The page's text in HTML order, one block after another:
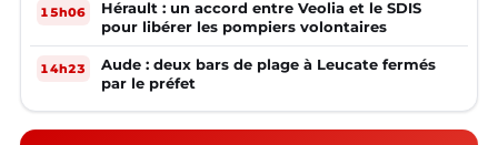
15h06
Hérault : un accord entre Veolia et le SDIS
pour libérer les pompiers volontaires
14h23
Aude : deux bars de plage à Leucate fermés
par le préfet